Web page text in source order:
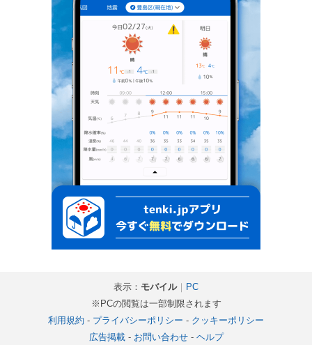
表示： モバイル｜ PC
※PCの閲覧は一部制限されます
利用規約 - プライバシーポリシー - クッキーポリシー
広告掲載- お問い合わせ- ヘルプ